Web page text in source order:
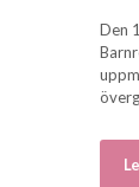
Den